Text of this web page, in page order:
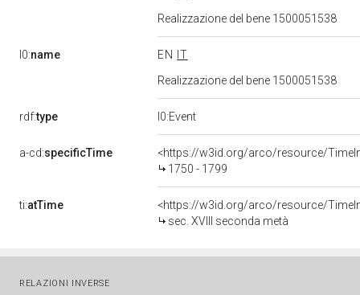
Realizzazione del bene 1500051538
l0:name EN
IT
Realizzazione del bene 1500051538
rdf:type l0:Event
a-cd:specificTime
<https://w3id.org/arco/resource/
1750 - 1799
ti:atTime
<https://w3id.org/arco/resource/
sec. XVIII seconda metà
RELAZIONI INVERSE